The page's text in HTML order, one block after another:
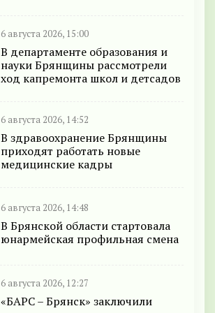
6 августа 2026, 15:00
В департаменте образования и
науки Брянщины рассмотрели
ход капремонта школ и детсадов
6 августа 2026, 14:52
В здравоохранение Брянщины
приходят работать новые
медицинские кадры
6 августа 2026, 14:48
В Брянской области стартовала
юнармейская профильная смена
6 августа 2026, 12:27
«БАРС – Брянск» заключили